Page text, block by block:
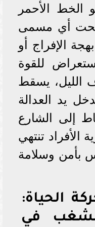
الخط الأحمر
تحت أي مسمى
الإفراج أو
للقوة
الليل، يسقط
يد العدالة
إلى الشارع
تنتهي
بأمن وسلامة
الحياة:
في